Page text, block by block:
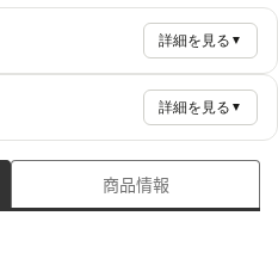
詳細を見る ▼
詳細を見る ▼
商品情報